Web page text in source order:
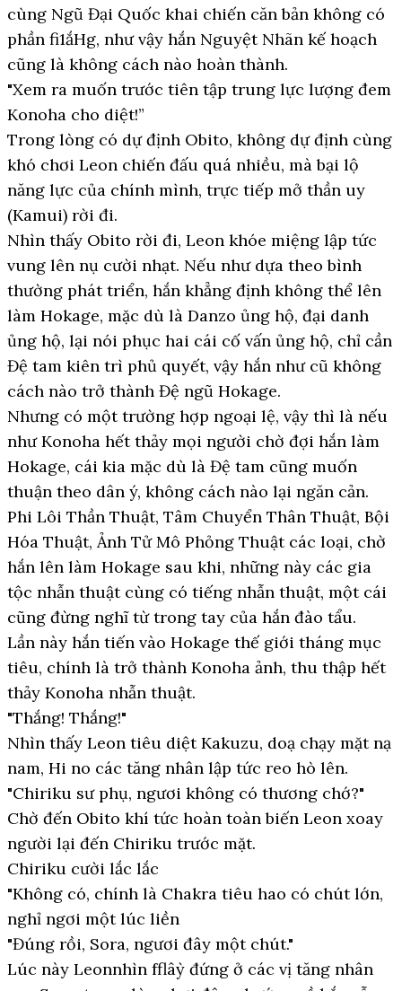
cùng Ngũ Đại Quốc khai chiến căn bản không có
phần fi1ắHg, như vậy hắn Nguyệt Nhãn kế hoạch
cũng là không cách nào hoàn thành.
"Xem ra muốn trước tiên tập trung lực lượng đem
Konoha cho diệt!”
Trong lòng có dự định Obito, không dự định cùng
khó chơi Leon chiến đấu quá nhiều, mà bại lộ
năng lực của chính mình, trực tiếp mở thần uy
(Kamui) rời đi.
Nhìn thấy Obito rời đi, Leon khóe miệng lập tức
vung lên nụ cười nhạt. Nếu như dựa theo bình
thường phát triển, hắn khẳng định không thể lên
làm Hokage, mặc dù là Danzo ủng hộ, đại danh
ủng hộ, lại nói phục hai cái cố vấn ủng hộ, chỉ cần
Đệ tam kiên trì phủ quyết, vậy hắn như cũ không
cách nào trở thành Đệ ngũ Hokage.
Nhưng có một trường hợp ngoại lệ, vậy thì là nếu
như Konoha hết thảy mọi người chờ đợi hắn làm
Hokage, cái kia mặc dù là Đệ tam cũng muốn
thuận theo dân ý, không cách nào lại ngăn cản.
Phi Lôi Thần Thuật, Tâm Chuyển Thân Thuật, Bội
Hóa Thuật, Ảnh Tử Mô Phỏng Thuật các loại, chờ
hắn lên làm Hokage sau khi, những này các gia
tộc nhẫn thuật cùng có tiếng nhẫn thuật, một cái
cũng đừng nghĩ từ trong tay của hắn đào tẩu.
Lần này hắn tiến vào Hokage thế giới tháng mục
tiêu, chính là trở thành Konoha ảnh, thu thập hết
thảy Konoha nhẫn thuật.
"Thắng! Thắng!"
Nhìn thấy Leon tiêu diệt Kakuzu, doạ chạy mặt nạ
nam, Hi no các tăng nhân lập tức reo hò lên.
"Chiriku sư phụ, ngươi không có thương chớ?"
Chờ đến Obito khí tức hoàn toàn biến Leon xoay
người lại đến Chiriku trước mặt.
Chiriku cười lắc lắc
"Không có, chính là Chakra tiêu hao có chút lớn,
nghỉ ngơi một lúc liền
"Đúng rồi, Sora, ngươi đây một chút."
Lúc này Leonnhìn fflâỳ đứng ở các vị tăng nhân